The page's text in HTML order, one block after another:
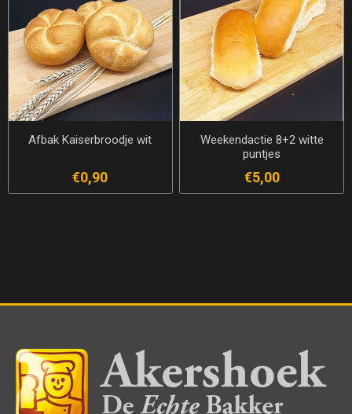
Afbak Kaiserbroodje wit
€0,90
Weekendactie 8+2 witte
puntjes
€5,00